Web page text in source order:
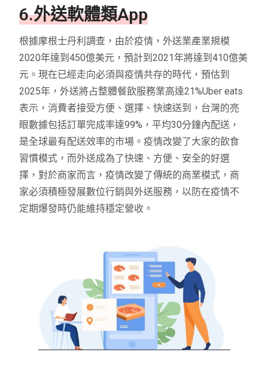
6.外送軟體類App
根據摩根士丹利調查，由於疫情，外送業產業規模
2020年達到450億美元，預計到2021年將達到410億美
元。現在已經走向必須與疫情共存的時代，預估到
2025年，外送將占整體餐飲服務業高達21%Uber eats
表示，消費者接受方便、選擇、快速送到，台灣的亮
眼數據包括訂單完成率達99%，平均30分鐘內配送，
是全球最有配送效率的市場。疫情改變了大家的飲食
習慣模式，而外送成為了快速、方便、安全的好選
擇，對於商家而言，疫情改變了傳統的商業模式，商
家必須積極發展數位行銷與外送服務，以防在疫情不
定期爆發時仍能維持穩定營收。